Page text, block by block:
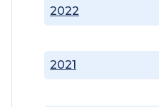
2021
2022